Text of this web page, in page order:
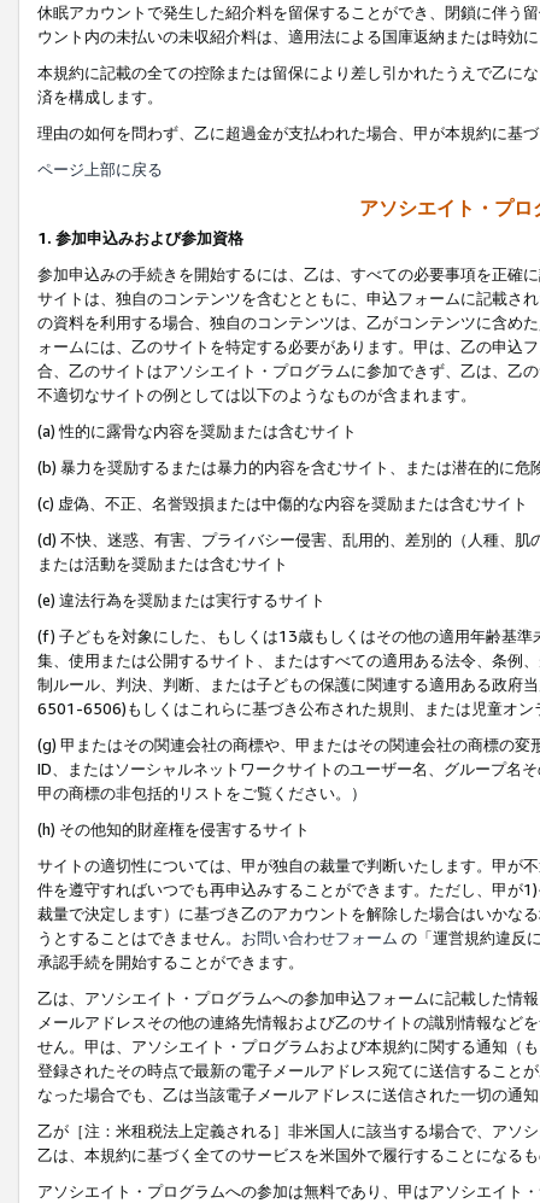
休眠アカウントで発生した紹介料を留保することができ、閉鎖に伴う
ウント内の未払いの未収紹介料は、適用法による国庫返納または時効
本規約に記載の全ての控除または留保により差し引かれたうえで乙に
済を構成します。
理由の如何を問わず、乙に超過金が支払われた場合、甲が本規約に基
ページ上部に戻る
アソシエイト・プ
1. 参加申込みおよび参加資格
参加申込みの手続きを開始するには、乙は、すべての必要事項を正確
サイトは、独自のコンテンツを含むとともに、申込フォームに記載さ
の資料を利用する場合、独自のコンテンツは、乙がコンテンツに含め
ォームには、乙のサイトを特定する必要があります。甲は、乙の申込
合、乙のサイトはアソシエイト・プログラムに参加できず、乙は、乙
不適切なサイトの例としては以下のようなものが含まれます。
(a) 性的に露骨な内容を奨励または含むサイト
(b) 暴力を奨励するまたは暴力的内容を含むサイト、または潜在的に
(c) 虚偽、不正、名誉毀損または中傷的な内容を奨励または含むサイト
(d) 不快、迷惑、有害、プライバシー侵害、乱用的、差別的（人種、
または活動を奨励または含むサイト
(e) 違法行為を奨励または実行するサイト
(f) 子どもを対象にした、もしくは13歳もしくはその他の適用年齢基
集、使用または公開するサイト、またはすべての適用ある法令、条例
制ルール、判決、判断、または子どもの保護に関連する適用ある政府
6501-6506)もしくはこれらに基づき公布された規則、または児童オン
(g) 甲またはその関連会社の商標や、甲またはその関連会社の商標の
ID、またはソーシャルネットワークサイトのユーザー名、グループ名
甲の商標の非包括的リストをご覧ください。）
(h) その他知的財産権を侵害するサイト
サイトの適切性については、甲が独自の裁量で判断いたします。甲が
件を遵守すればいつでも再申込みすることができます。ただし、甲が
裁量で決定します）に基づき乙のアカウントを解除した場合はいかな
うとすることはできません。 お問い合わせフォーム の「運営規約違反
承認手続を開始することができます。
乙は、アソシエイト・プログラムへの参加申込フォームに記載した情
メールアドレスその他の連絡先情報および乙のサイトの識別情報など
せん。甲は、アソシエイト・プログラムおよび本規約に関する通知（
登録されたその時点で最新の電子メールアドレス宛てに送信すること
なった場合でも、乙は当該電子メールアドレスに送信された一切の通
乙が［注：米租税法上定義される］非米国人に該当する場合で、アソ
乙は、本規約に基づく全てのサービスを米国外で履行することになる
アソシエイト・プログラムへの参加は無料であり、甲はアソシエイト